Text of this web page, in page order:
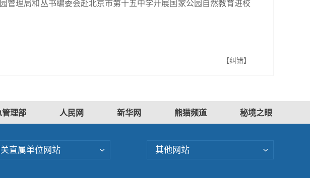
管理局和丛书编委会赴北京市第十五中学开展国家公园自然教育进校
【纠错】
管理部 人民网 新华网 熊猫频道 秘境之眼
直属单位网站 其他网站